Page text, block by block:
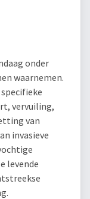
onder
waarnemen.
vervuiling,
van
invasieve
levende